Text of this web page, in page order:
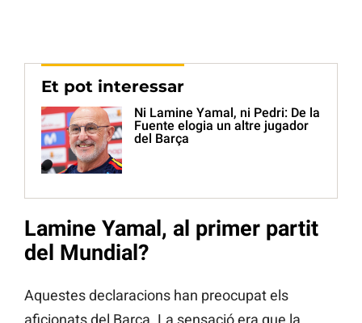
Et pot interessar
Ni Lamine Yamal, ni Pedri: De la
Fuente elogia un altre jugador
del Barça
Lamine Yamal, al primer partit
del Mundial?
Aquestes declaracions han preocupat els
aficionats del Barça. La sensació era que la